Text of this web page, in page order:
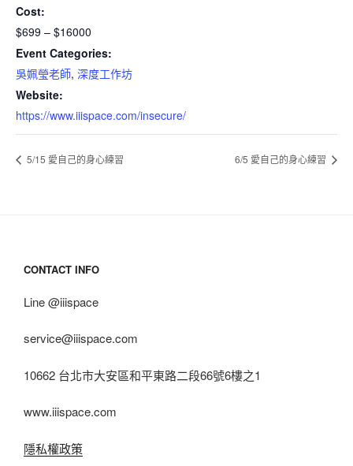
Cost:
$699 – $16000
Event Categories:
吳姵瑩老師, 深度工作坊
Website:
https://www.iiispace.com/insecure/
5/15 愛自己的身心練習 6/5 愛自己的身心練習
CONTACT INFO
Line @iiispace
service@iiispace.com
10662 台北市大安區和平東路二段66號6樓之1
www.iiispace.com
隱私權政策